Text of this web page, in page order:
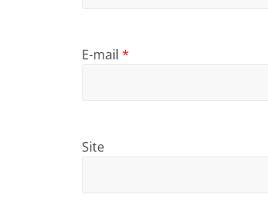
E-mail *
Site